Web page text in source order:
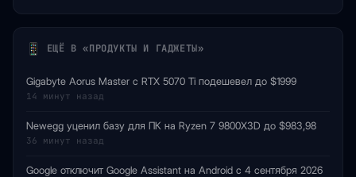
ЕЩЁ В «ПРОДУКТЫ И ГАДЖЕТЫ»
Gigabyte Aorus Master с RTX 5070 Ti подешевел до $1999
14 минут назад
Newegg уценил базу для ПК на Ryzen 7 9800X3D до $983,98
36 минут назад
Google отключит Google Assistant на Android с 4 сентября 2026